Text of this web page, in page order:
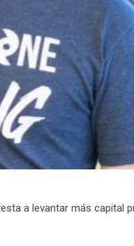
a levantar más capital